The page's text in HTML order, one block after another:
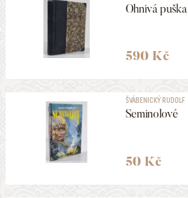
Ohnivá puška
590 Kč
ŠVÁBENICKÝ RUDOLF
Seminolové
50 Kč